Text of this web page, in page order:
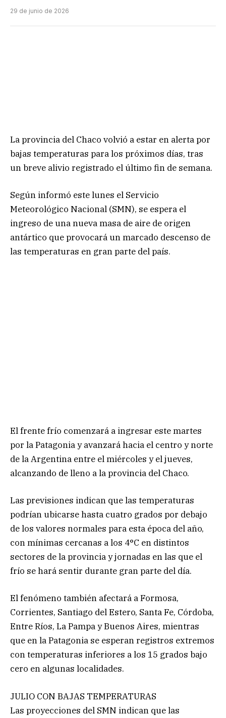
29 de junio de 2026
La provincia del Chaco volvió a estar en alerta por
bajas temperaturas para los próximos días, tras
un breve alivio registrado el último fin de semana.
Según informó este lunes el Servicio
Meteorológico Nacional (SMN), se espera el
ingreso de una nueva masa de aire de origen
antártico que provocará un marcado descenso de
las temperaturas en gran parte del país.
El frente frío comenzará a ingresar este martes
por la Patagonia y avanzará hacia el centro y norte
de la Argentina entre el miércoles y el jueves,
alcanzando de lleno a la provincia del Chaco.
Las previsiones indican que las temperaturas
podrían ubicarse hasta cuatro grados por debajo
de los valores normales para esta época del año,
con mínimas cercanas a los 4°C en distintos
sectores de la provincia y jornadas en las que el
frío se hará sentir durante gran parte del día.
El fenómeno también afectará a Formosa,
Corrientes, Santiago del Estero, Santa Fe, Córdoba,
Entre Ríos, La Pampa y Buenos Aires, mientras
que en la Patagonia se esperan registros extremos
con temperaturas inferiores a los 15 grados bajo
cero en algunas localidades.
JULIO CON BAJAS TEMPERATURAS
Las proyecciones del SMN indican que las